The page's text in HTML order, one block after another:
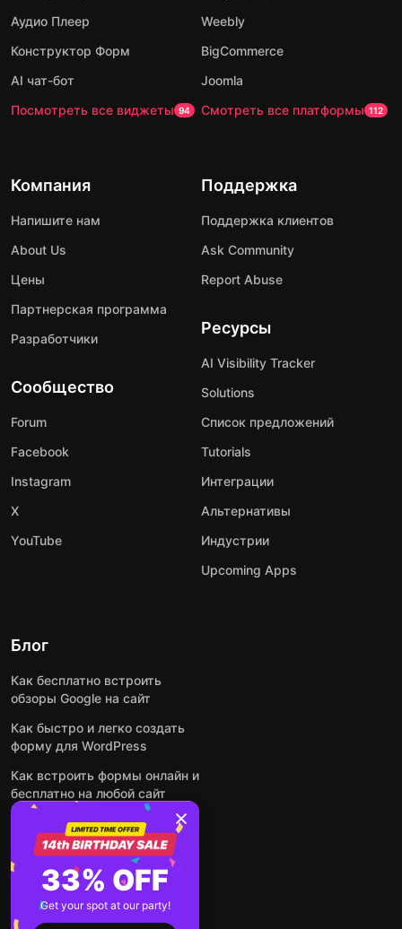
Аудио Плеер
Конструктор Форм
AI чат-бот
Посмотреть все виджеты 94
Weebly
BigCommerce
Joomla
Смотреть все платформы 112
Компания
Напишите нам
About Us
Цены
Партнерская программа
Разработчики
Сообщество
Forum
Facebook
Instagram
X
YouTube
Поддержка
Поддержка клиентов
Ask Community
Report Abuse
Ресурсы
AI Visibility Tracker
Solutions
Список предложений
Tutorials
Интеграции
Альтернативы
Индустрии
Upcoming Apps
Блог
Как бесплатно встроить
обзоры Google на сайт
Как быстро и легко создать
форму для WordPress
Как встроить формы онлайн и
бесплатно на любой сайт
Как встроить ленту Instagram
на сайт
Как добавить чат-бота на
основе искусственного
интеллекта на свой сайт
33% OFF
Get your spot at our party!